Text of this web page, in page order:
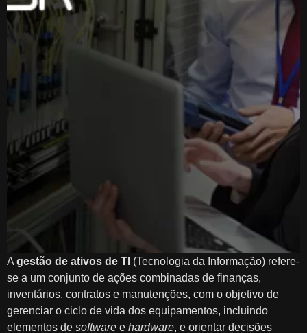
A gestão de ativos de TI (Tecnologia da Informação) refere-
se a um conjunto de ações combinadas de finanças,
inventários, contratos e manutenções, com o objetivo de
gerenciar o ciclo de vida dos equipamentos, incluindo
elementos de software e hardware, e orientar decisões